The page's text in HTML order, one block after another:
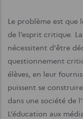
Le problème est que
de l’esprit critique.
nécessitent d'être
questionnement
élèves, en leur
puissent se
dans une société de
L’éducation aux